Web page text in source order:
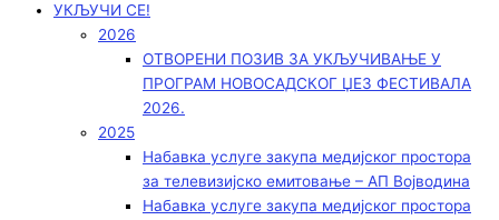
УКЉУЧИ СЕ!
2026
ОТВОРЕНИ ПОЗИВ ЗА УКЉУЧИВАЊЕ У
ПРОГРАМ НОВОСАДСКОГ ЏЕЗ ФЕСТИВАЛА
2026.
2025
Набавка услуге закупа медијског простора
за телевизијско емитовање – АП Војводинa
Набавка услуге закупа медијског простора